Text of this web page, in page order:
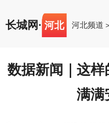
长城网 · 河北 河北频道
数据新闻｜这
满满